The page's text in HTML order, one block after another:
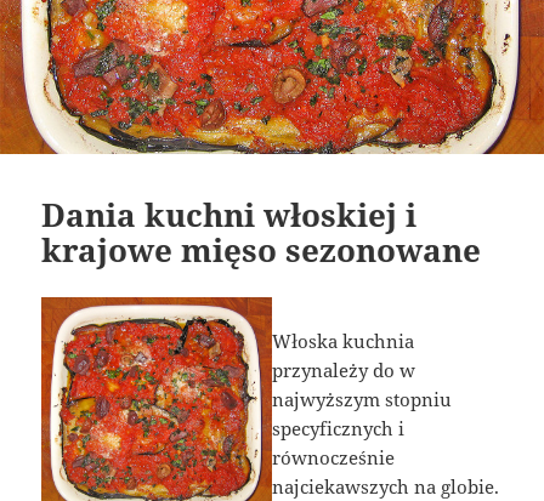
Dania kuchni włoskiej i
krajowe mięso sezonowane
Włoska kuchnia
przynależy do w
najwyższym stopniu
specyficznych i
równocześnie
najciekawszych na globie.